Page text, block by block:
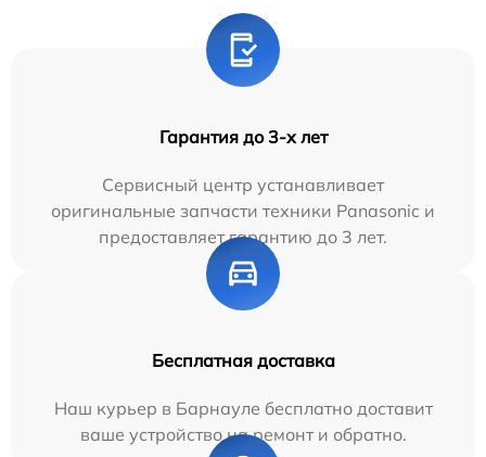
Гарантия до 3-х лет
Сервисный центр устанавливает
оригинальные запчасти техники Panasonic и
предоставляет гарантию до 3 лет.
Бесплатная доставка
Наш курьер в Барнауле бесплатно доставит
ваше устройство на ремонт и обратно.